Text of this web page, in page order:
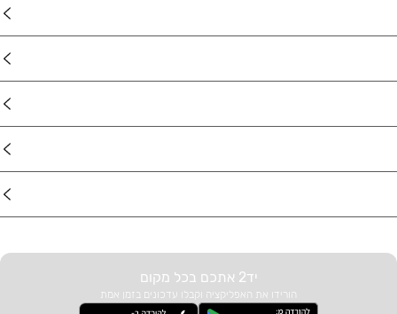
יד2 אתכם בכל מקום
הורידו את האפליקציה וקבלו עדכונים בזמן אמת